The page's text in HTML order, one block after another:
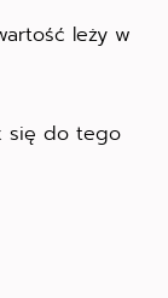
leży w
się do tego